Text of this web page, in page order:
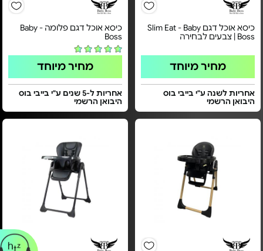
כיסא אוכל דגם Slim Eat - Baby
Boss | צבעים לבחירה
מחיר מיוחד
אחריות לשנה ע"י בייבי בוס
היבואן הרשמי
כיסא אוכל דגם פלומה - Baby
Boss
מחיר מיוחד
אחריות ל-5 שנים ע"י בייבי בוס
היבואן הרשמי